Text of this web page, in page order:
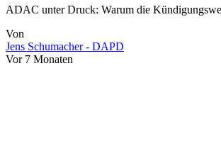
ADAC unter Druck: Warum die
Von
Jens Schumacher - DAPD
Vor 7 Monaten